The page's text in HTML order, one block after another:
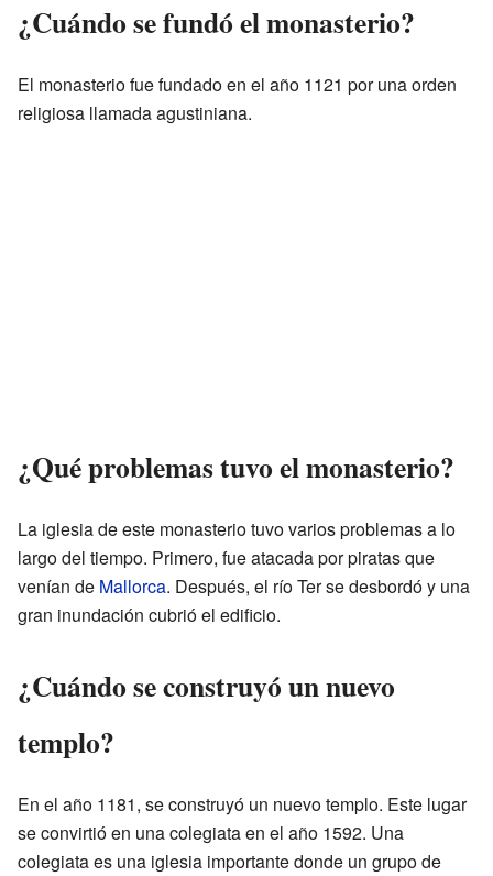
¿Cuándo se fundó el monasterio?
El monasterio fue fundado en el año 1121 por una orden
religiosa llamada agustiniana.
¿Qué problemas tuvo el monasterio?
La iglesia de este monasterio tuvo varios problemas a lo
largo del tiempo. Primero, fue atacada por piratas que
venían de Mallorca. Después, el río Ter se desbordó y una
gran inundación cubrió el edificio.
¿Cuándo se construyó un nuevo
templo?
En el año 1181, se construyó un nuevo templo. Este lugar
se convirtió en una colegiata en el año 1592. Una
colegiata es una iglesia importante donde un grupo de